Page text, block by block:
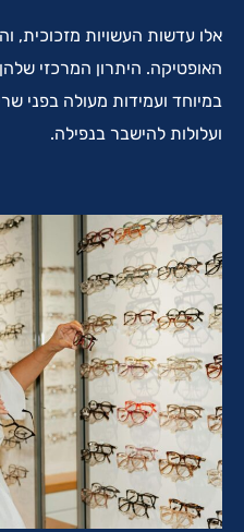
אלו עדשות העשויות מזכוכית,
האופטיקה. היתרון המרכזי
במיוחד ועמידות מעולה בפני
ועלולות להישבר בנפילה.